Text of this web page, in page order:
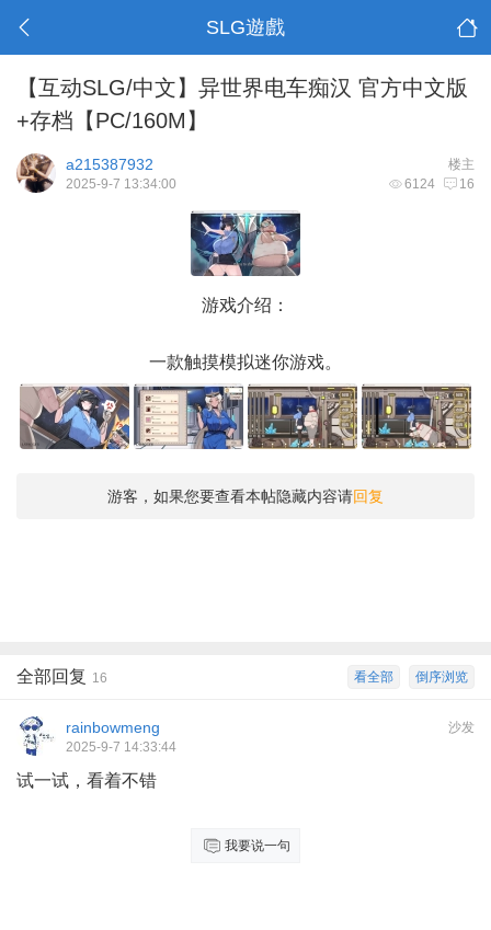
SLG遊戲
【互动SLG/中文】异世界电车痴汉 官方中文版
+存档【PC/160M】
楼主
a215387932
6124 16
2025-9-7 13:34:00
游戏介绍：
一款触摸模拟迷你游戏。
游客，如果您要查看本帖隐藏内容请回复
倒序浏览
看全部
全部回复 16
沙发
rainbowmeng
2025-9-7 14:33:44
试一试，看着不错
我要说一句